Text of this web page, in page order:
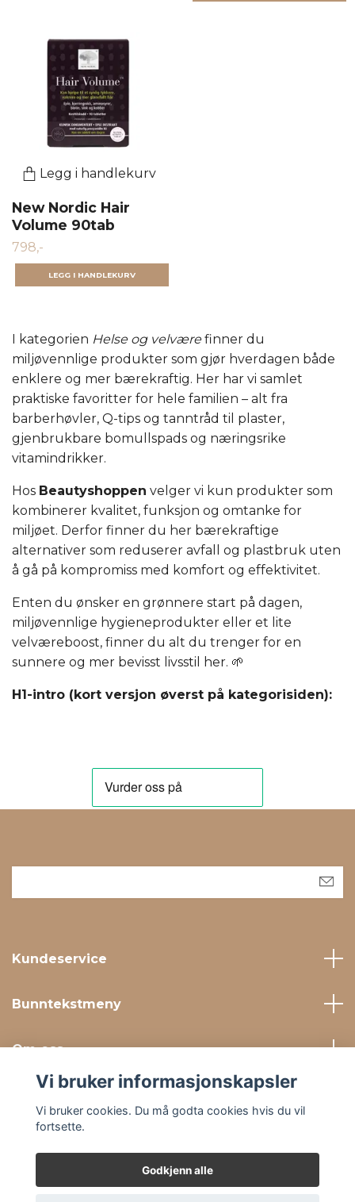
Legg i handlekurv
New Nordic Hair
Volume 90tab
798,-
I kategorien Helse og velværefinner du
miljøvennlige produkter som gjør hverdagen både
enklere og mer bærekraftig. Her har vi samlet
praktiske favoritter for hele familien – alt fra
barberhøvler, Q-tips og tanntråd til plaster,
gjenbrukbare bomullspads og næringsrike
vitamindrikker.
Hos Beautyshoppen velger vi kun produkter som
kombinerer kvalitet, funksjon og omtanke for
miljøet. Derfor finner du her bærekraftige
alternativer som reduserer avfall og plastbruk uten
å gå på kompromiss med komfort og effektivitet.
Enten du ønsker en grønnere start på dagen,
miljøvennlige hygieneprodukter eller et lite
velværeboost, finner du alt du trenger for en
sunnere og mer bevisst livsstil her. 🌱
H1-intro (kort versjon øverst på kategorisiden):
Kundeservice
Bunntekstmeny
Om oss
Vi bruker informasjonskapsler
Vi bruker cookies. Du må godta cookies hvis du vil
fortsette.
Godkjenn alle